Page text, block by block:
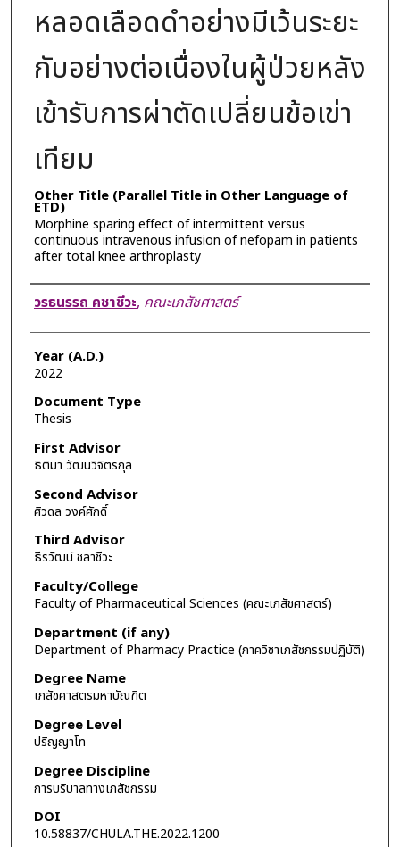
หลอดเลือดดำอย่างมีเว้นระยะ
กับอย่างต่อเนื่องในผู้ป่วยหลัง
เข้ารับการผ่าตัดเปลี่ยนข้อเข่า
เทียม
Other Title (Parallel Title in Other Language of
ETD)
Morphine sparing effect of intermittent versus
continuous intravenous infusion of nefopam in patients
after total knee arthroplasty
Author
วรธนรรถ คชาชีวะ, คณะเภสัชศาสตร์
Year (A.D.)
2022
Document Type
Thesis
First Advisor
ธิติมา วัฒนวิจิตรกุล
Second Advisor
ศิวดล วงค์ศักดิ์
Third Advisor
ธีรวัฒน์ ชลาชีวะ
Faculty/College
Faculty of Pharmaceutical Sciences (คณะเภสัชศาสตร์)
Department (if any)
Department of Pharmacy Practice (ภาควิชาเภสัชกรรมปฏิบัติ)
Degree Name
เภสัชศาสตรมหาบัณฑิต
Degree Level
ปริญญาโท
Degree Discipline
การบริบาลทางเภสัชกรรม
DOI
10.58837/CHULA.THE.2022.1200